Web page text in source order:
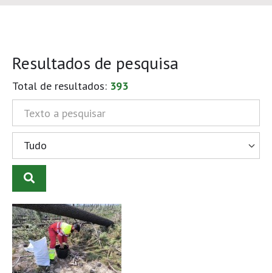
Resultados de pesquisa
Total de resultados: 393